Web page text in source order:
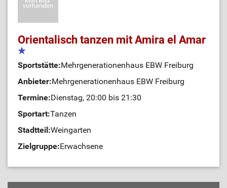
Orientalisch tanzen mit Amira el Amar
Sportstätte:Mehrgenerationenhaus EBW Freiburg
Anbieter:Mehrgenerationenhaus EBW Freiburg
Termine:Dienstag, 20:00 bis 21:30
Sportart:Tanzen
Stadtteil:Weingarten
Zielgruppe:Erwachsene